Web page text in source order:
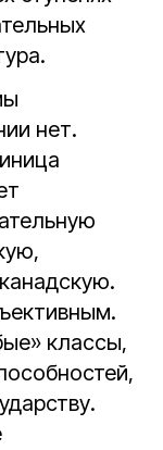
нет.
классы,